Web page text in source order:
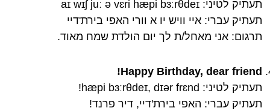
תעתיק לטיני: aɪ wɪʃ juː ə vɛri hæpi bɜːrθdeɪ
תעתיק עברי: איי וויש יו א וורי האפי בירת'דיי
תרגום: אני מאחל/ת לך יום הולדת שמח מאוד.
Happy Birthday, dear friend!
תעתיק לטיני: hæpi bɜːrθdeɪ, dɪər frɛnd!
תעתיק עברי: האפי בירת'דיי, דיר פרנד!